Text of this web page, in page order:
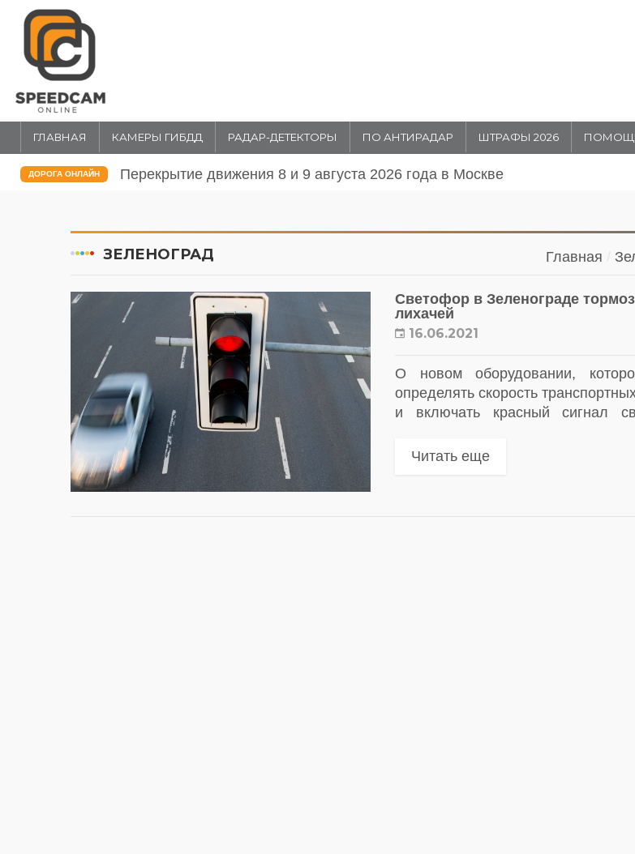
ГЛАВНАЯ КАМЕРЫ ГИБДД РАДАР-ДЕТЕКТОРЫ ПО АНТИРАДАР ШТРАФЫ 2026
ДОРОГА ОНЛАЙН Перекрытие движения 31 июля и 1 августа 20026 года в Москве
ЗЕЛЕНОГРАД Главная
Светофор в Зеленограде
лихачей
16.06.2021
О новом оборудовании,
определять скорость
и включать красный сигнал
Департамент транспорта
Читать еще